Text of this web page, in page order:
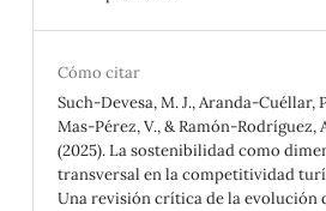
Cómo citar
Such-Devesa, M. J., Aranda-Cuéllar,
Mas-Pérez, V., & Ramón-Rodríguez,
(2025). La sostenibilidad como
transversal en la competitividad
Una revisión crítica de la evolución